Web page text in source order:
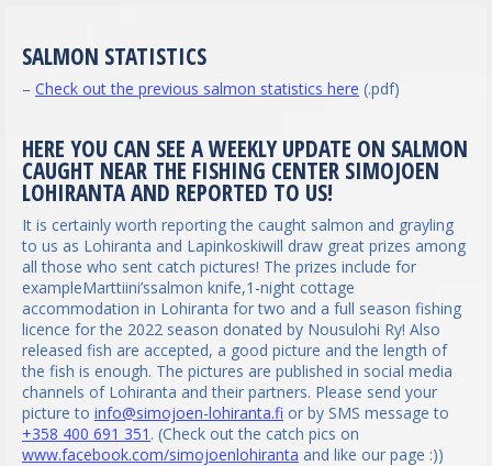
SALMON STATISTICS
– Check out the previous salmon statistics here (.pdf)
HERE YOU CAN SEE A WEEKLY UPDATE ON SALMON
CAUGHT NEAR THE FISHING CENTER SIMOJOEN
LOHIRANTA AND REPORTED TO US!
It is certainly worth reporting the caught salmon and grayling
to us as Lohiranta and Lapinkoskiwill draw great prizes among
all those who sent catch pictures! The prizes include for
exampleMarttiini’ssalmon knife,1-night cottage
accommodation in Lohiranta for two and a full season fishing
licence for the 2022 season donated by Nousulohi Ry! Also
released fish are accepted, a good picture and the length of
the fish is enough. The pictures are published in social media
channels of Lohiranta and their partners. Please send your
picture to info@simojoen-lohiranta.fi or by SMS message to
+358 400 691 351 . (Check out the catch pics on
www.facebook.com/simojoenlohiranta and like our page :))